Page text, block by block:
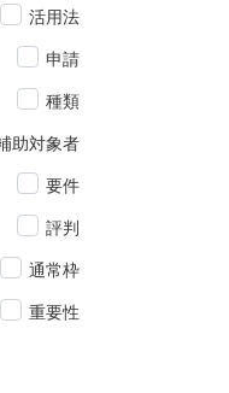
活用法
申請
種類
助対象者
要件
評判
通常枠
重要性